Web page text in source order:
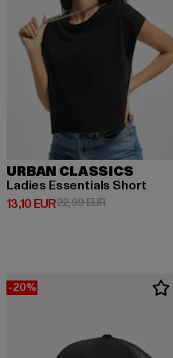
URBAN CLASSICS
Ladies Essentials Short
13,10 EUR
Derzeitiger Preis: 13,10 EUR
22,99 EURAktionspreis:
-20%